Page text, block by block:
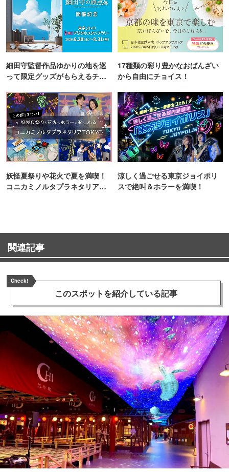
細田守監督作品ゆかりの地を巡
って限定グッズがもらえるチャ
17種類の彩り豊かなおばんざい
から自由にチョイス！
妖怪夏祭りや花火で夏を満喫！
コニカミノルタプラネタリア
涼しく過ごせる東京ジョイポリ
スで絶叫＆ホラーを満喫！
関連記事
Check!
このスポットを紹介している記事